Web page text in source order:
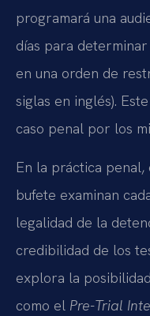
programará una
días para
en una orden de
siglas en inglés).
caso penal por los
En la práctica
bufete examinan
legalidad de la
credibilidad de los
explora la
como el Pre-Trial